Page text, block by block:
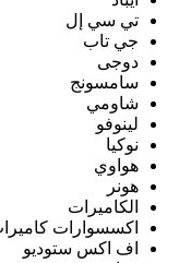
تي سي إل
جي تاب
دوجى
سامسونج
شاومي
لينوفو
نوكيا
هواوي
هونر
الكاميرات
اكسسوارات
اف اكس ستوديو